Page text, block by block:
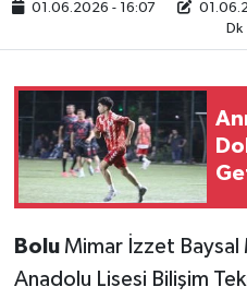
01.06.2026 - 16:07
Dk
BoluMimar İzzet Baysal
Anadolu Lisesi Bilişim